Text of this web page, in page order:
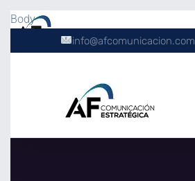
Body
info@afcomunicacion.com